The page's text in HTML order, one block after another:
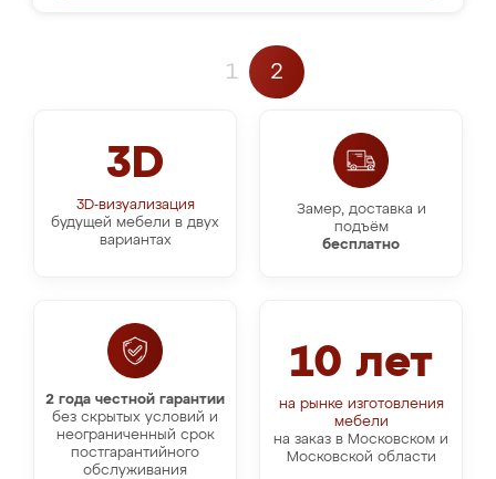
1 2
3D
3D-визуализация
будущей мебели в двух
вариантах
Замер, доставка и
подъём
бесплатно
10 лет
на рынке изготовления
мебели
на заказ в Московском и
Московской области
2 года честной гарантии
без скрытых условий и
неограниченный срок
постгарантийного
обслуживания